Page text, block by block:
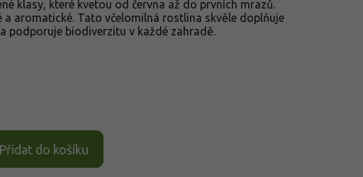
Přidat do košíku
klasy, které kvetou od června až do prvních mrazů.
a aromatické. Tato včelomilná rostlina skvěle doplňuje
podporuje biodiverzitu v každé zahradě.